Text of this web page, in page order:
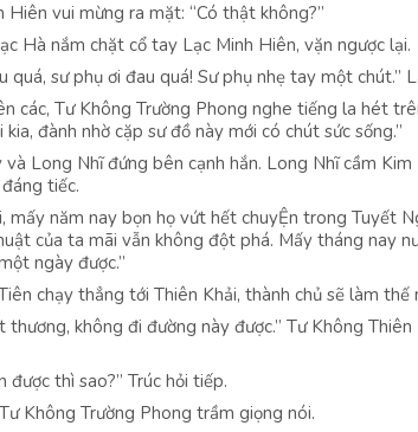
Hiên vui mừng ra mặt: “Có thật không?”
Hà nắm chặt cổ tay Lạc Minh Hiên, vặn ngược lại.
quá, sư phụ ơi đau quá! Sư phụ nhẹ tay một chút.”
các, Tư Không Trường Phong nghe tiếng la hét
đành nhờ cặp sư đồ này mới có chút sức sống.”
và Long Nhĩ đứng bên cạnh hắn. Long Nhĩ cầm
tiếc.
mấy năm nay bọn họ vứt hết chuyỆn trong Tuyết
của ta mãi vẫn không đột phá. Mấy tháng nay
ngày được.”
chạy thẳng tới Thiên Khải, thành chủ sẽ làm thế
thương, không đi đường này được.” Tư Không
được thì sao?” Trúc hỏi tiếp.
Không Trường Phong trầm giọng nói.